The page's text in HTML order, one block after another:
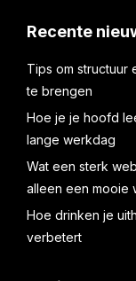
Recente
Tips om structuur
te brengen
Hoe je je hoofd
lange werkdag
Wat een sterk
alleen een mooie
Hoe drinken je
verbetert